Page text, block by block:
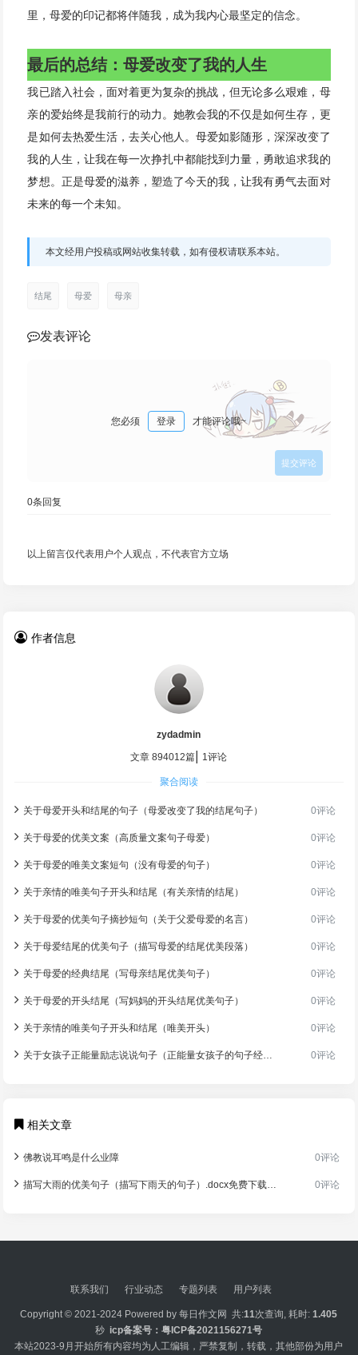
里，母爱的印记都将伴随我，成为我内心最坚定的信念。
最后的总结：母爱改变了我的人生
我已踏入社会，面对着更为复杂的挑战，但无论多么艰难，母
亲的爱始终是我前行的动力。她教会我的不仅是如何生存，更
是如何去热爱生活，去关心他人。母爱如影随形，深深改变了
我的人生，让我在每一次挣扎中都能找到力量，勇敢追求我的
梦想。正是母爱的滋养，塑造了今天的我，让我有勇气去面对
未来的每一个未知。
本文经用户投稿或网站收集转载，如有侵权请联系本站。
结尾 母爱 母亲
发表评论
您必须 登录 才能评论哦~
0条回复
以上留言仅代表用户个人观点，不代表官方立场
作者信息
zydadmin
文章 894012篇
1评论
聚合阅读
关于母爱开头和结尾的句子（母爱改变了我的结尾句子） 0评论
关于母爱的优美文案（高质量文案句子母爱） 0评论
关于母爱的唯美文案短句（没有母爱的句子） 0评论
关于亲情的唯美句子开头和结尾（有关亲情的结尾） 0评论
关于母爱的优美句子摘抄短句（关于父爱母爱的名言） 0评论
关于母爱结尾的优美句子（描写母爱的结尾优美段落） 0评论
关于母爱的经典结尾（写母亲结尾优美句子） 0评论
关于母爱的开头结尾（写妈妈的开头结尾优美句子） 0评论
关于亲情的唯美句子开头和结尾（唯美开头） 0评论
关于女孩子正能量励志说说句子（正能量女孩子的句子经典语句） 0评论
相关文章
佛教说耳鸣是什么业障 0评论
描写大雨的优美句子（描写下雨天的句子）.docx免费下载(word版可打印) 0评论
联系我们 行业动态 专题列表 用户列表
Copyright © 2021-2024 Powered by每日作文网 共:11次查询, 耗时:1.405
秒 icp备案号：粤ICP备2021156271号
本站2023-9月开始所有内容均为人工编辑，严禁复制，转载，其他部份为用户